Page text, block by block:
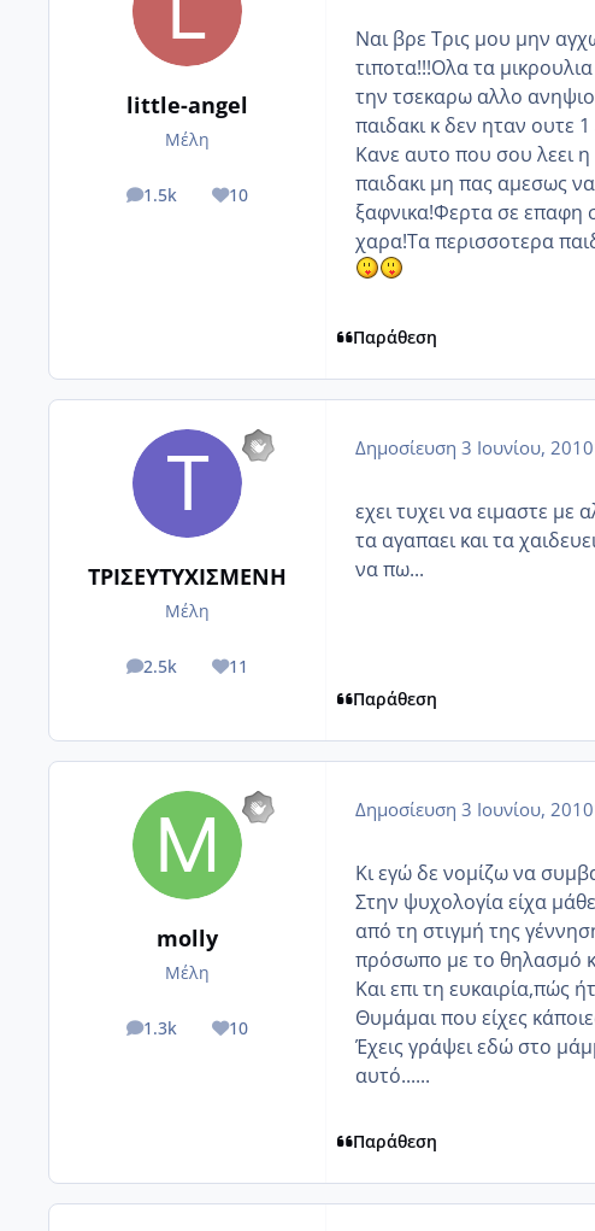
little-angel
Μέλη
1.5k
posts 10
Reputation
Ναι βρε Τρις μου μην
τιποτα!!!Ολα τα
την τσεκαρω αλλο
παιδακι κ δεν ηταν ουτε
Κανε αυτο που σου λεει
παιδακι μη πας αμεσως
ξαφνικα!Φερτα σε επαφη
χαρα!Τα περισσοτερα
Παράθεση
ΤΡΙΣΕΥΤΥΧΙΣΜΕΝΗ
Μέλη
2.5k
posts 11
Reputation
Δημοσίευση 3 Ιουνίου, 2010
εχει τυχει να ειμαστε με
τα αγαπαει και τα
να πω...
Παράθεση
molly
Μέλη
1.3k
posts 10
Reputation
Δημοσίευση 3 Ιουνίου, 2010
Κι εγώ δε νομίζω να
Στην ψυχολογία είχα
από τη στιγμή της
πρόσωπο με το θηλασμό
Και επι τη ευκαιρία,πώς
Θυμάμαι που είχες
Έχεις γράψει εδώ στο
αυτό......
Παράθεση